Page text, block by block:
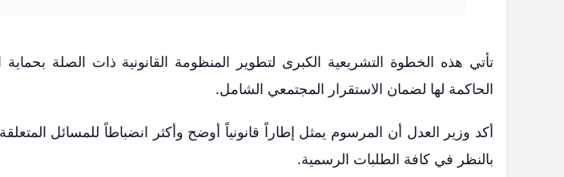
​تأتي هذه الخطوة التشريعية الكبرى لتطوير المنظومة القانونية ذات الصلة
الحاكمة لها لضمان الاستقرار المجتمعي الشامل.
​أكد وزير العدل أن المرسوم يمثل إطاراً قانونياً أوضح وأكثر انضباطاً للمسائل
بالنظر في كافة الطلبات الرسمية.